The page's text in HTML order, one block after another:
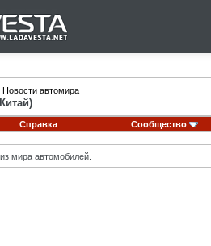
Новости автомира
Справка Сообщество
мира автомобилей.